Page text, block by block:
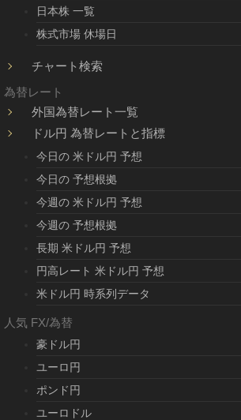
日本株 一覧
株式市場 休場日
チャート検索
為替レート
外国為替レート一覧
ドル円 為替レートと指標
今日の 米ドル円 予想
今日の 予想根拠
今週の 米ドル円 予想
今週の 予想根拠
長期 米ドル円 予想
円高レート 米ドル円 予想
米ドル円 時系列データ
人気 FX/為替
豪ドル円
ユーロ円
ポンド円
ユーロドル